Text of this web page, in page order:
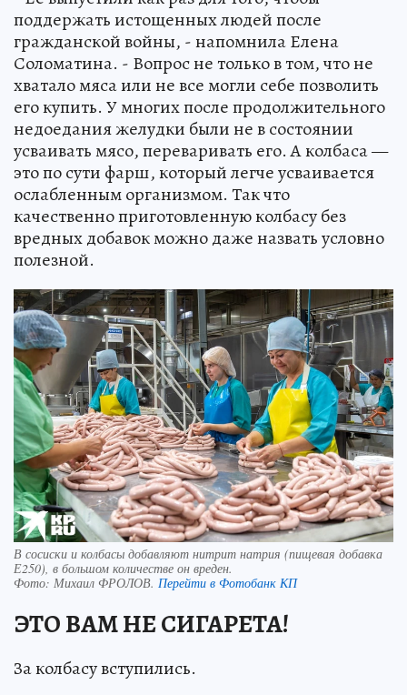
поддержать истощенных людей после
гражданской войны, - напомнила Елена
Соломатина. - Вопрос не только в том, что не
хватало мяса или не все могли себе позволить
его купить. У многих после продолжительного
недоедания желудки были не в состоянии
усваивать мясо, переваривать его. А колбаса —
это по сути фарш, который легче усваивается
ослабленным организмом. Так что
качественно приготовленную колбасу без
вредных добавок можно даже назвать условно
полезной.
В сосиски и колбасы добавляют нитрит натрия (пищевая добавка
Е250), в большом количестве он вреден.
Фото: Михаил ФРОЛОВ. Перейти в Фотобанк КП
ЭТО ВАМ НЕ СИГАРЕТА!
За колбасу вступились.